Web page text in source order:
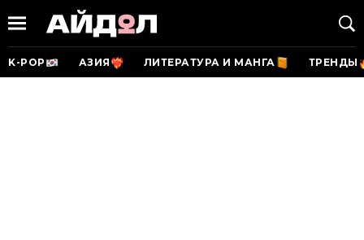
K-POP АЗИЯ ЛИТЕРАТУРА И МАНГА ТРЕНДЫ